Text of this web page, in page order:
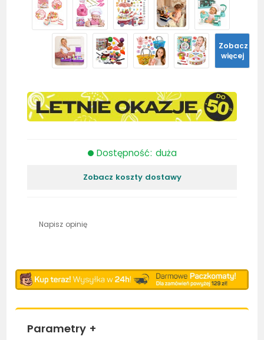
Zobacz
więcej
Dostępność: duża
Zobacz koszty dostawy
Napisz opinię
Parametry +